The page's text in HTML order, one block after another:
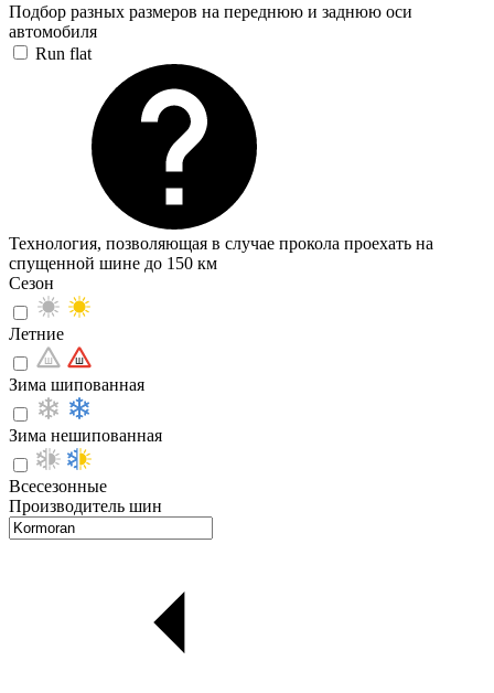
Подбор разных размеров на переднюю и заднюю оси
автомобиля
Run flat
Технология, позволяющая в случае прокола проехать на
спущенной шине до 150 км
Сезон
Летние
Зима шипованная
Зима нешипованная
Всесезонные
Производитель шин